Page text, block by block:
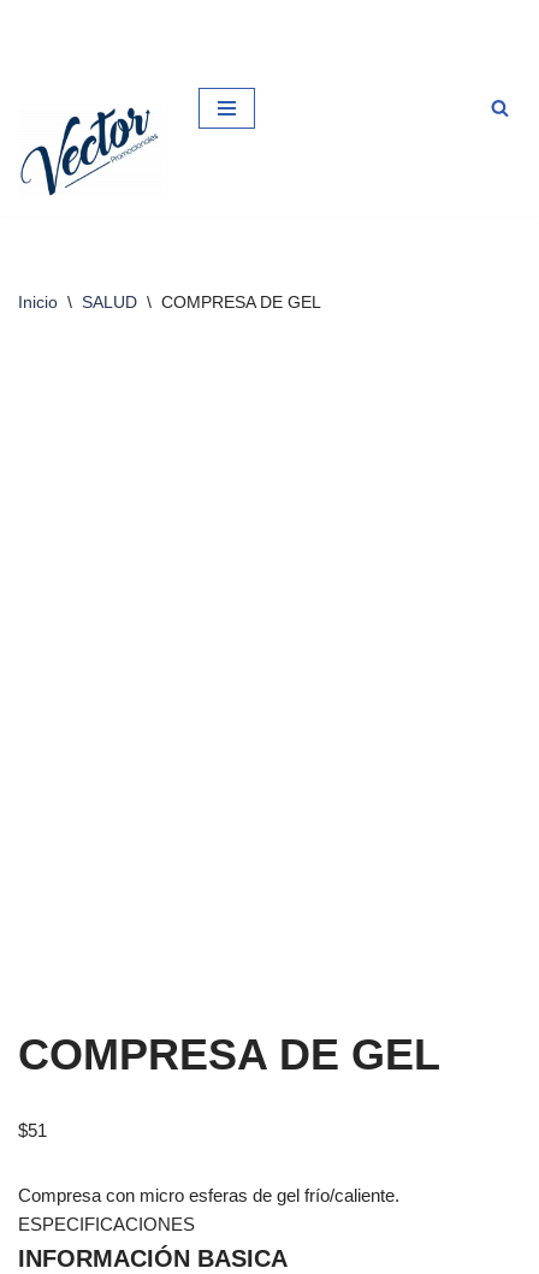
contenido
Inicio \ SALUD \ COMPRESA DE GEL
COMPRESA DE GEL
$51
Compresa con micro esferas de gel frío/caliente.
ESPECIFICACIONES
INFORMACIÓN BASICA